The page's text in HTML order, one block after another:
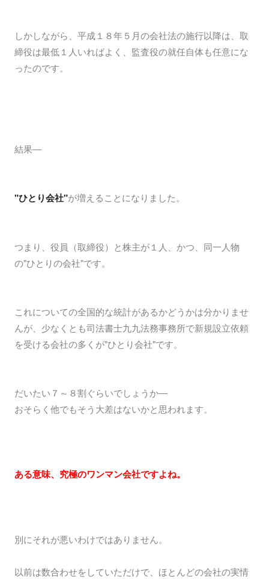
しかしながら、平成１８年５月の会社法の施行以降は、取
締役は最低１人いればよく、監査役の就任自体も任意にな
ったのです。
結果―
"ひとり会社"が増えることになりました。
つまり、役員（取締役）と株主が１人、かつ、同一人物
の"ひとりの会社"です。
これについての全国的な統計があるかどうかは分かりませ
んが、少なくとも司法書士九九法務事務所で新規設立依頼
を受ける会社の多くが"ひとり会社"です。
だいたい７～８割ぐらいでしょうか―
おそらく他でもそう大差はないかと思われます。
ある意味、究極のワンマン会社ですよね。
別にそれが悪いわけではありません。
以前は数合わせをしていただけで、ほとんどの会社の実情